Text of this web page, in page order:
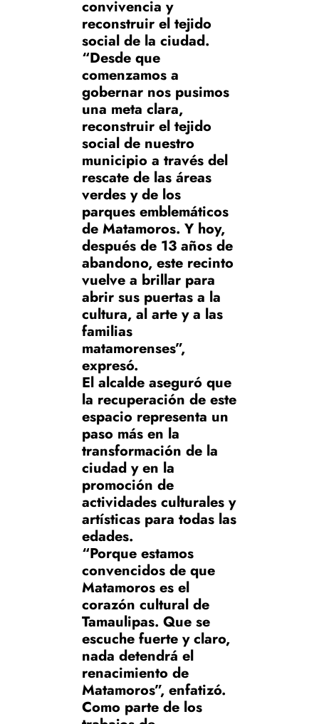
convivencia y
reconstruir el tejido
social de la ciudad.
“Desde que
comenzamos a
gobernar nos pusimos
una meta clara,
reconstruir el tejido
social de nuestro
municipio a través del
rescate de las áreas
verdes y de los
parques emblemáticos
de Matamoros. Y hoy,
después de 13 años de
abandono, este recinto
vuelve a brillar para
abrir sus puertas a la
cultura, al arte y a las
familias
matamorenses”,
expresó.
El alcalde aseguró que
la recuperación de este
espacio representa un
paso más en la
transformación de la
ciudad y en la
promoción de
actividades culturales y
artísticas para todas las
edades.
“Porque estamos
convencidos de que
Matamoros es el
corazón cultural de
Tamaulipas. Que se
escuche fuerte y claro,
nada detendrá el
renacimiento de
Matamoros”, enfatizó.
Como parte de los